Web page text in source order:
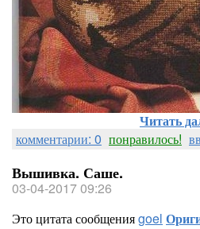
Читать
комментарии: 0 понравилось!
Вышивка. Саше.
03-04-2017 09:26
Это цитата сообщенияgoel